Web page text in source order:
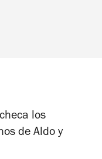
los
de Aldo y